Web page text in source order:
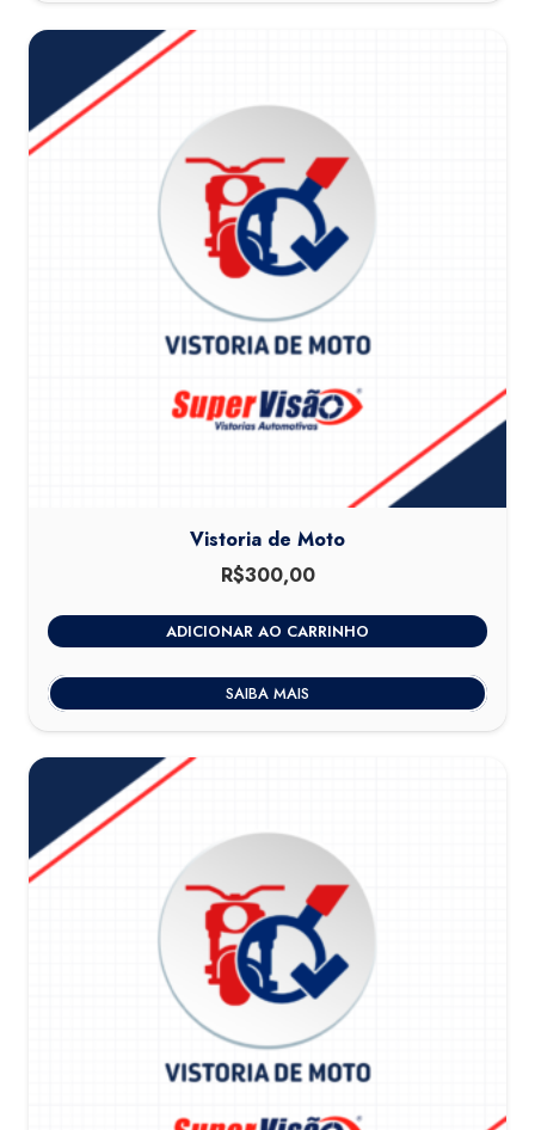
Vistoria de Moto
R$300,00
ADICIONAR AO CARRINHO
SAIBA MAIS